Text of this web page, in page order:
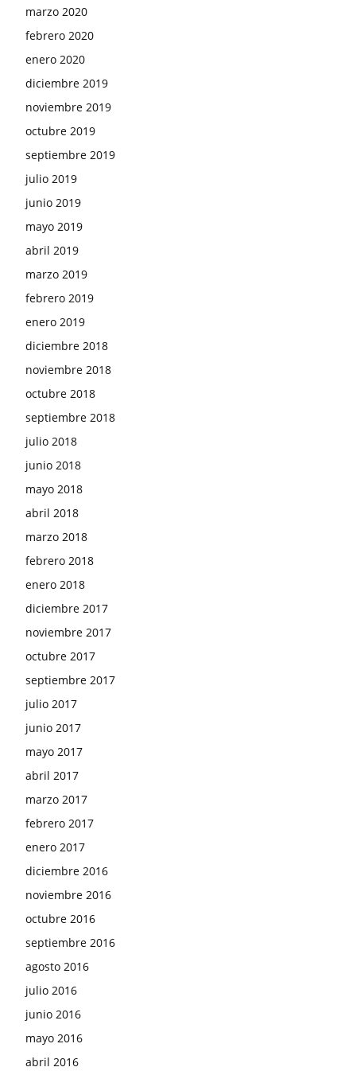
marzo 2020
febrero 2020
enero 2020
diciembre 2019
noviembre 2019
octubre 2019
septiembre 2019
julio 2019
junio 2019
mayo 2019
abril 2019
marzo 2019
febrero 2019
enero 2019
diciembre 2018
noviembre 2018
octubre 2018
septiembre 2018
julio 2018
junio 2018
mayo 2018
abril 2018
marzo 2018
febrero 2018
enero 2018
diciembre 2017
noviembre 2017
octubre 2017
septiembre 2017
julio 2017
junio 2017
mayo 2017
abril 2017
marzo 2017
febrero 2017
enero 2017
diciembre 2016
noviembre 2016
octubre 2016
septiembre 2016
agosto 2016
julio 2016
junio 2016
mayo 2016
abril 2016